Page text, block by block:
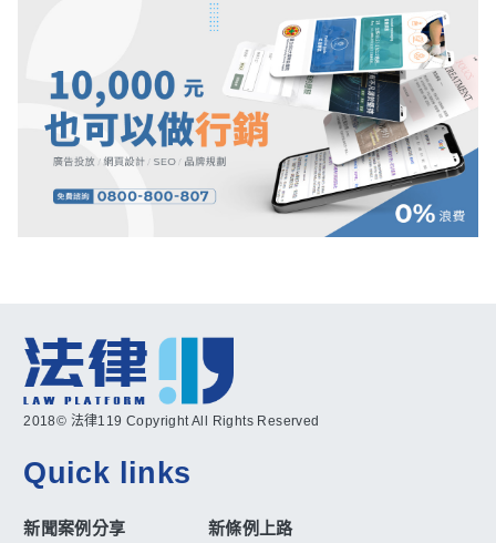
2018© 法律119 Copyright All Rights Reserved
Quick links
新聞案例分享 新條例上路